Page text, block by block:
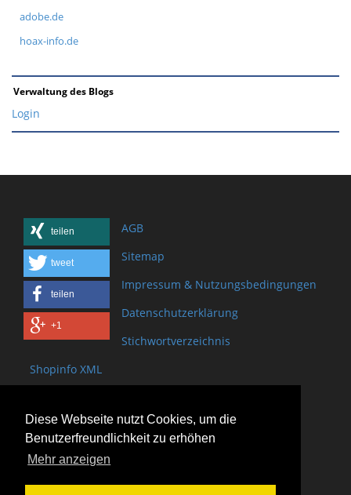
Diese Webseite nutzt Cookies, um die
Benutzerfreundlichkeit zu erhöhen
Mehr anzeigen
adobe.de
hoax-info.de
Verwaltung des Blogs
Login
teilen
tweet
teilen
+1
AGB
Sitemap
Impressum & Nutzungsbedingungen
Datenschutzerklärung
Stichwortverzeichnis
Shopinfo XML
Bischof-Brand Straße 2
61440 Oberursel
(+49) 6171 - 98 11 80
(+49) 6171 - 98 28 10